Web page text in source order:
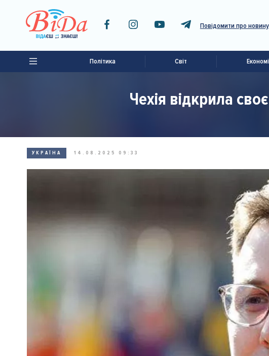
Повідомити про новину
Політика Світ
Чехія відкрила
УКРАЇНА 14.08.2025 09:33